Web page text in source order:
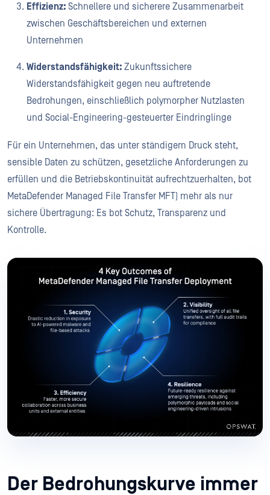
Effizienz: Schnellere und sicherere Zusammenarbeit
zwischen Geschäftsbereichen und externen
Unternehmen
Widerstandsfähigkeit: Zukunftssichere
Widerstandsfähigkeit gegen neu auftretende
Bedrohungen, einschließlich polymorpher Nutzlasten
und Social-Engineering-gesteuerter Eindringlinge
Für ein Unternehmen, das unter ständigem Druck steht,
sensible Daten zu schützen, gesetzliche Anforderungen zu
erfüllen und die Betriebskontinuität aufrechtzuerhalten, bot
MetaDefender Managed File Transfer MFT) mehr als nur
sichere Übertragung: Es bot Schutz, Transparenz und
Kontrolle.
Der Bedrohungskurve immer